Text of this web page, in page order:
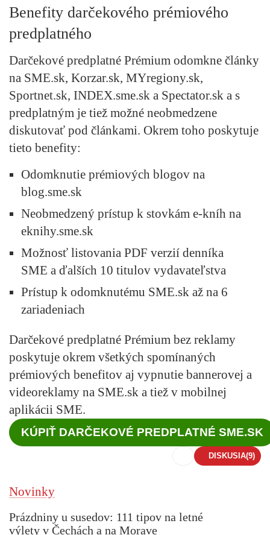
Benefity darčekového prémiového
predplatného
Darčekové predplatné Prémium odomkne články
na SME.sk, Korzar.sk, MYregiony.sk,
Sportnet.sk, INDEX.sme.sk a Spectator.sk a s
predplatným je tiež možné neobmedzene
diskutovať pod článkami. Okrem toho poskytuje
tieto benefity:
Odomknutie prémiových blogov na
blog.sme.sk
Neobmedzený prístup k stovkám e-kníh na
eknihy.sme.sk
Možnosť listovania PDF verzií denníka
SME a ďalších 10 titulov vydavateľstva
Prístup k odomknutému SME.sk až na 6
zariadeniach
Darčekové predplatné Prémium bez reklamy
poskytuje okrem všetkých spomínaných
prémiových benefitov aj vypnutie bannerovej a
videoreklamy na SME.sk a tiež v mobilnej
aplikácii SME.
KÚPIŤ DARČEKOVÉ PREDPLATNÉ SME.SK
DISKUSIA(9)
Novinky
Prázdniny u susedov: 111 tipov na letné
výlety v Čechách a na Morave